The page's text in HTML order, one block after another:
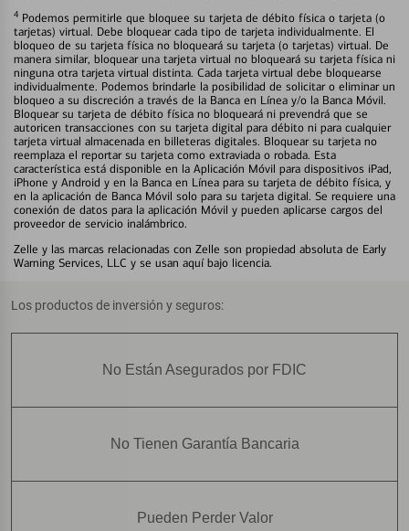
4 Podemos permitirle que bloquee su tarjeta de débito física o tarjeta (o
tarjetas) virtual. Debe bloquear cada tipo de tarjeta individualmente. El
bloqueo de su tarjeta física no bloqueará su tarjeta (o tarjetas) virtual. De
manera similar, bloquear una tarjeta virtual no bloqueará su tarjeta física ni
ninguna otra tarjeta virtual distinta. Cada tarjeta virtual debe bloquearse
individualmente. Podemos brindarle la posibilidad de solicitar o eliminar un
bloqueo a su discreción a través de la Banca en Línea y/o la Banca Móvil.
Bloquear su tarjeta de débito física no bloqueará ni prevendrá que se
autoricen transacciones con su tarjeta digital para débito ni para cualquier
tarjeta virtual almacenada en billeteras digitales. Bloquear su tarjeta no
reemplaza el reportar su tarjeta como extraviada o robada. Esta
característica está disponible en la Aplicación Móvil para dispositivos iPad,
iPhone y Android y en la Banca en Línea para su tarjeta de débito física, y
en la aplicación de Banca Móvil solo para su tarjeta digital. Se requiere una
conexión de datos para la aplicación Móvil y pueden aplicarse cargos del
proveedor de servicio inalámbrico.
Zelle y las marcas relacionadas con Zelle son propiedad absoluta de Early
Warning Services, LLC y se usan aquí bajo licencia.
Los productos de inversión y seguros:
No Están Asegurados por FDIC
No Tienen Garantía Bancaria
Pueden Perder Valor